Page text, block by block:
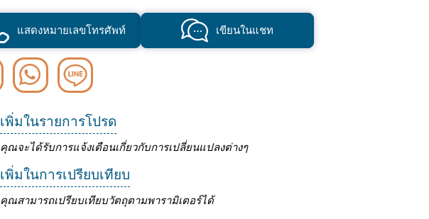
แสดงหมายเลขโทรศัพท์ เขียนในแชท
เพิ่มในรายการโปรด
คุณจะได้รับการแจ้งเตือนเกี่ยวกับการเปลี่ยนแปลงต่างๆ
เพิ่มในการเปรียบเทียบ
คุณสามารถเปรียบเทียบวัตถุตามพารามิเตอร์ได้